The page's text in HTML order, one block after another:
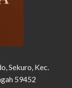
Sekuro, Kec.
59452